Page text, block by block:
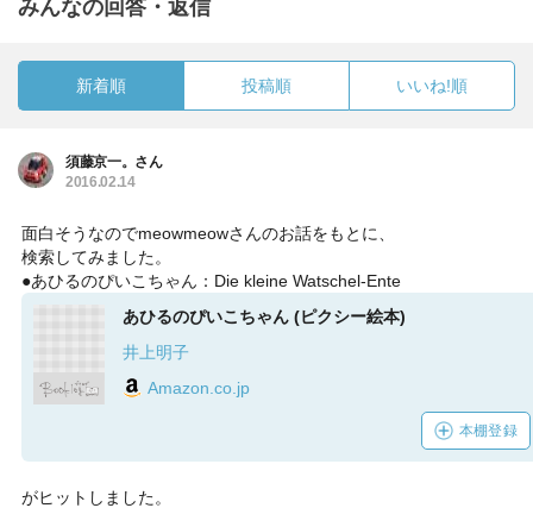
みんなの回答・返信
新着順 投稿順 いいね!順
須藤京一。さん
2016.02.14
面白そうなのでmeowmeowさんのお話をもとに、
検索してみました。
●あひるのぴいこちゃん：Die kleine Watschel-Ente
あひるのぴいこちゃん (ピクシー絵本)
井上明子
Amazon.co.jp
本棚登録
がヒットしました。